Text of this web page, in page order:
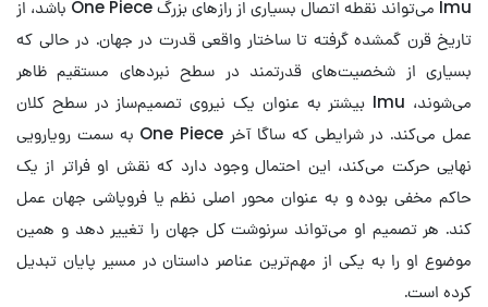
Imu می‌تواند نقطه اتصال بسیاری از رازهای بزرگ One Piece باشد، از
تاریخ قرن گمشده گرفته تا ساختار واقعی قدرت در جهان. در حالی که
بسیاری از شخصیت‌های قدرتمند در سطح نبردهای مستقیم ظاهر
می‌شوند، Imu بیشتر به عنوان یک نیروی تصمیم‌ساز در سطح کلان
عمل می‌کند. در شرایطی که ساگا آخر One Piece به سمت رویارویی
نهایی حرکت می‌کند، این احتمال وجود دارد که نقش او فراتر از یک
حاکم مخفی بوده و به عنوان محور اصلی نظم یا فروپاشی جهان عمل
کند. هر تصمیم او می‌تواند سرنوشت کل جهان را تغییر دهد و همین
موضوع او را به یکی از مهم‌ترین عناصر داستان در مسیر پایان تبدیل
کرده است.